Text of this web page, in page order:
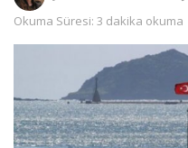
Okuma Süresi: 3 dakika okuma